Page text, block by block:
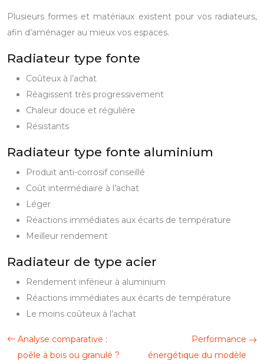
Plusieurs formes et matériaux existent pour vos radiateurs,
afin d’aménager au mieux vos espaces.
Radiateur type fonte
Coûteux à l’achat
Réagissent très progressivement
Chaleur douce et régulière
Résistants
Radiateur type fonte aluminium
Produit anti-corrosif conseillé
Coût intermédiaire à l’achat
Léger
Réactions immédiates aux écarts de température
Meilleur rendement
Radiateur de type acier
Rendement inférieur à aluminium
Réactions immédiates aux écarts de température
Le moins coûteux à l’achat
Analyse comparative :
poêle à bois ou granulé ?
Performance
énergétique du modèle